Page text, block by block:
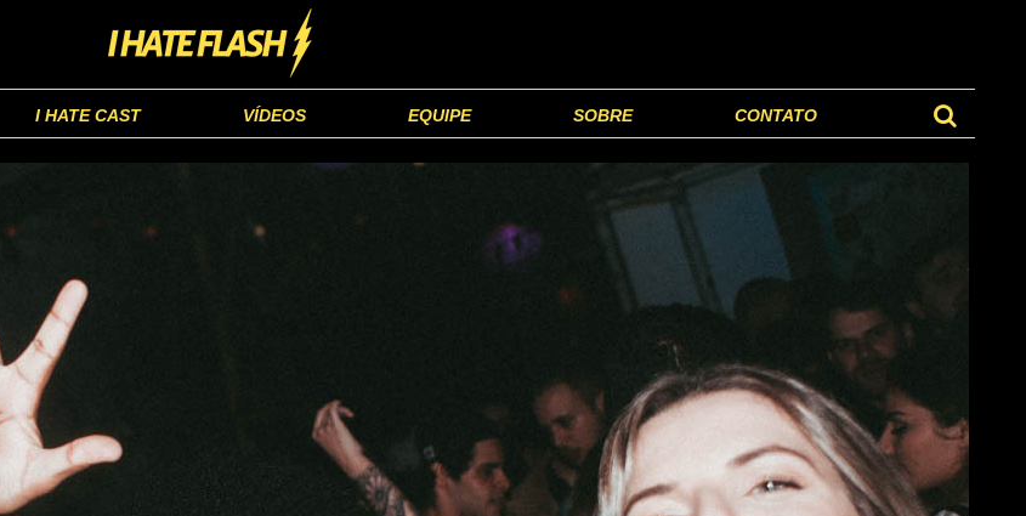
I HATE CAST VÍDEOS EQUIPE SOBRE CONTATO